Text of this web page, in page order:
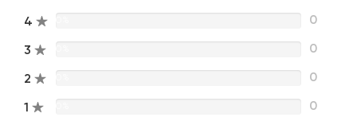
4 0
3 0
2 0
1 0